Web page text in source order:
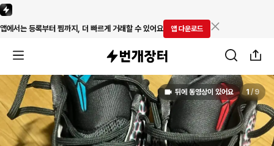
앱에서는 등록부터 찜까지, 더 빠르게 거래할 수 있어요 앱 다운로드
뒤에 동영상이 있어요 1/9